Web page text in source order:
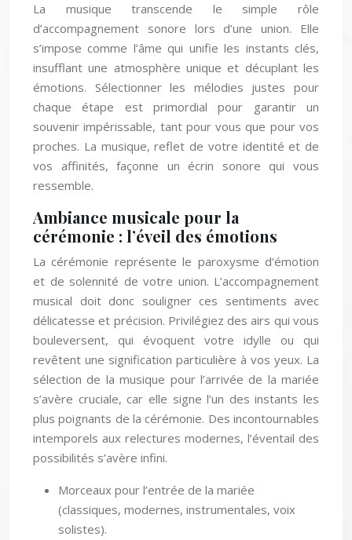
La musique transcende le simple rôle
d’accompagnement sonore lors d’une union. Elle
s’impose comme l’âme qui unifie les instants clés,
insufflant une atmosphère unique et décuplant les
émotions. Sélectionner les mélodies justes pour
chaque étape est primordial pour garantir un
souvenir impérissable, tant pour vous que pour vos
proches. La musique, reflet de votre identité et de
vos affinités, façonne un écrin sonore qui vous
ressemble.
Ambiance musicale pour la
cérémonie : l’éveil des émotions
La cérémonie représente le paroxysme d’émotion
et de solennité de votre union. L’accompagnement
musical doit donc souligner ces sentiments avec
délicatesse et précision. Privilégiez des airs qui vous
bouleversent, qui évoquent votre idylle ou qui
revêtent une signification particulière à vos yeux. La
sélection de la musique pour l’arrivée de la mariée
s’avère cruciale, car elle signe l’un des instants les
plus poignants de la cérémonie. Des incontournables
intemporels aux relectures modernes, l’éventail des
possibilités s’avère infini.
Morceaux pour l’entrée de la mariée
(classiques, modernes, instrumentales, voix
solistes).